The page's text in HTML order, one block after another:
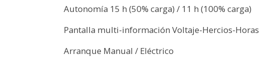
Autonomía 15 h (50% carga) / 11 h (100% carga)
Pantalla multi-información Voltaje-Hercios-Horas
Arranque Manual / Eléctrico